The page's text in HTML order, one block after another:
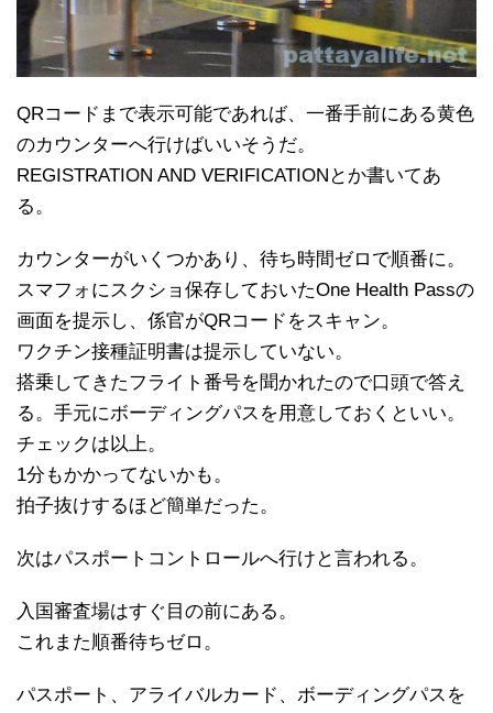
QRコードまで表示可能であれば、一番手前にある黄色
のカウンターへ行けばいいそうだ。
REGISTRATION AND VERIFICATIONとか書いてあ
る。
カウンターがいくつかあり、待ち時間ゼロで順番に。
スマフォにスクショ保存しておいたOne Health Passの
画面を提示し、係官がQRコードをスキャン。
ワクチン接種証明書は提示していない。
搭乗してきたフライト番号を聞かれたので口頭で答え
る。手元にボーディングパスを用意しておくといい。
チェックは以上。
1分もかかってないかも。
拍子抜けするほど簡単だった。
次はパスポートコントロールへ行けと言われる。
入国審査場はすぐ目の前にある。
これまた順番待ちゼロ。
パスポート、アライバルカード、ボーディングパスを